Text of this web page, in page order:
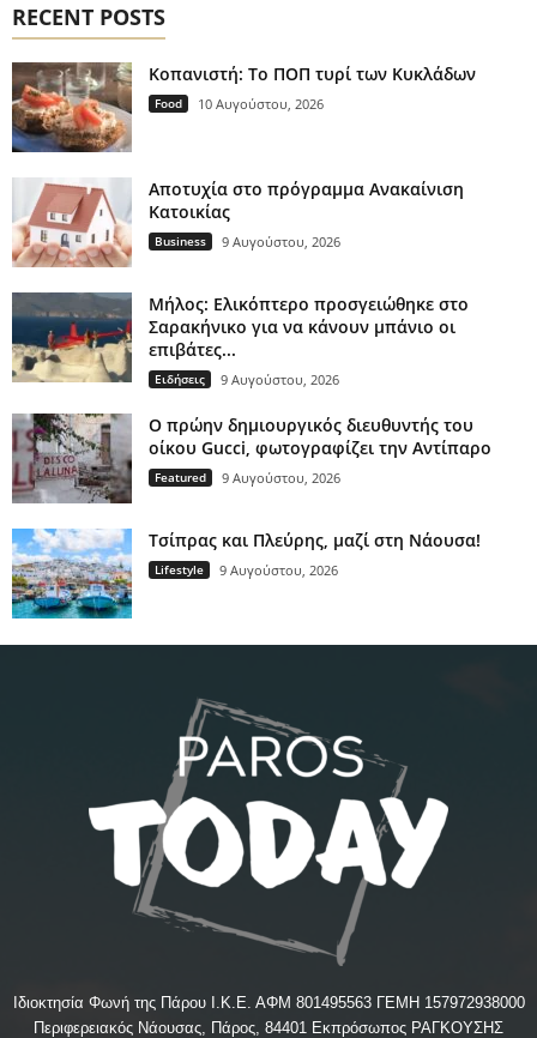
RECENT POSTS
Κοπανιστή: Το ΠΟΠ τυρί των Κυκλάδων
Food 10 Αυγούστου, 2026
Αποτυχία στο πρόγραμμα Ανακαίνιση
Κατοικίας
Business 9 Αυγούστου, 2026
Μήλος: Ελικόπτερο προσγειώθηκε στο
Σαρακήνικο για να κάνουν μπάνιο οι
επιβάτες...
Ειδήσεις 9 Αυγούστου, 2026
Ο πρώην δημιουργικός διευθυντής του
οίκου Gucci, φωτογραφίζει την Αντίπαρο
Featured 9 Αυγούστου, 2026
Τσίπρας και Πλεύρης, μαζί στη Νάουσα!
Lifestyle 9 Αυγούστου, 2026
Ιδιοκτησία Φωνή της Πάρου Ι.Κ.Ε. ΑΦΜ 801495563 ΓΕΜΗ 157972938000
Περιφερειακός Νάουσας, Πάρος, 84401 Εκπρόσωπος ΡΑΓΚΟΥΣΗΣ